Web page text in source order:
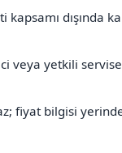
dışında
veya yetkili servise
fiyat bilgisi